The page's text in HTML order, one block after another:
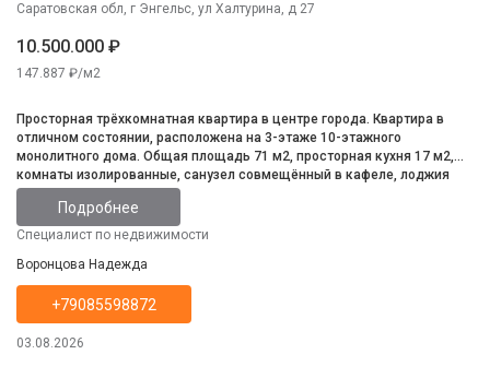
Саратовская обл, г Энгельс, ул Халтурина, д 27
10.500.000 ₽
147.887 ₽/м2
Просторная трёхкомнатная квартира в центре города. Квартира в
отличном состоянии, расположена на 3-этаже 10-этажного
монолитного дома. Общая площадь 71 м2, просторная кухня 17 м2,
комнаты изолированные, санузел совмещённый в кафеле, лоджия
застеклена. Инфтраструктура развита.
Подробнее
Специалист по недвижимости
Воронцова Надежда
+79085598872
03.08.2026